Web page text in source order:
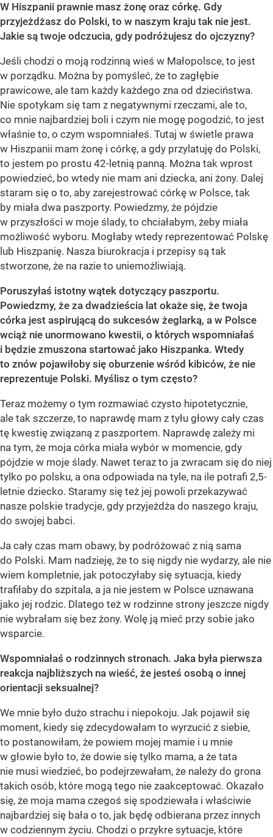
W Hiszpanii prawnie masz żonę oraz córkę. Gdy
przyjeżdżasz do Polski, to w naszym kraju tak nie jest.
Jakie są twoje odczucia, gdy podróżujesz do ojczyzny?
Jeśli chodzi o moją rodzinną wieś w Małopolsce, to jest
w porządku. Można by pomyśleć, że to zagłębie
prawicowe, ale tam każdy każdego zna od dzieciństwa.
Nie spotykam się tam z negatywnymi rzeczami, ale to,
co mnie najbardziej boli i czym nie mogę pogodzić, to jest
właśnie to, o czym wspomniałeś. Tutaj w świetle prawa
w Hiszpanii mam żonę i córkę, a gdy przylatuję do Polski,
to jestem po prostu 42-letnią panną. Można tak wprost
powiedzieć, bo wtedy nie mam ani dziecka, ani żony. Dalej
staram się o to, aby zarejestrować córkę w Polsce, tak
by miała dwa paszporty. Powiedzmy, że pójdzie
w przyszłości w moje ślady, to chciałabym, żeby miała
możliwość wyboru. Mogłaby wtedy reprezentować Polskę
lub Hiszpanię. Nasza biurokracja i przepisy są tak
stworzone, że na razie to uniemożliwiają.
Poruszyłaś istotny wątek dotyczący paszportu.
Powiedzmy, że za dwadzieścia lat okaże się, że twoja
córka jest aspirującą do sukcesów żeglarką, a w Polsce
wciąż nie unormowano kwestii, o których wspomniałaś
i będzie zmuszona startować jako Hiszpanka. Wtedy
to znów pojawiłoby się oburzenie wśród kibiców, że nie
reprezentuje Polski. Myślisz o tym często?
Teraz możemy o tym rozmawiać czysto hipotetycznie,
ale tak szczerze, to naprawdę mam z tyłu głowy cały czas
tę kwestię związaną z paszportem. Naprawdę zależy mi
na tym, że moja córka miała wybór w momencie, gdy
pójdzie w moje ślady. Nawet teraz to ja zwracam się do niej
tylko po polsku, a ona odpowiada na tyle, na ile potrafi 2,5-
letnie dziecko. Staramy się też jej powoli przekazywać
nasze polskie tradycje, gdy przyjeżdża do naszego kraju,
do swojej babci.
Ja cały czas mam obawy, by podróżować z nią sama
do Polski. Mam nadzieję, że to się nigdy nie wydarzy, ale nie
wiem kompletnie, jak potoczyłaby się sytuacja, kiedy
trafiłaby do szpitala, a ja nie jestem w Polsce uznawana
jako jej rodzic. Dlatego też w rodzinne strony jeszcze nigdy
nie wybrałam się bez żony. Wolę ją mieć przy sobie jako
wsparcie.
Wspomniałaś o rodzinnych stronach. Jaka była pierwsza
reakcja najbliższych na wieść, że jesteś osobą o innej
orientacji seksualnej?
We mnie było dużo strachu i niepokoju. Jak pojawił się
moment, kiedy się zdecydowałam to wyrzucić z siebie,
to postanowiłam, że powiem mojej mamie i u mnie
w głowie było to, że dowie się tylko mama, a że tata
nie musi wiedzieć, bo podejrzewałam, że należy do grona
takich osób, które mogą tego nie zaakceptować. Okazało
się, że moja mama czegoś się spodziewała i właściwie
najbardziej się bała o to, jak będę odbierana przez innych
w codziennym życiu. Chodzi o przykre sytuacje, które